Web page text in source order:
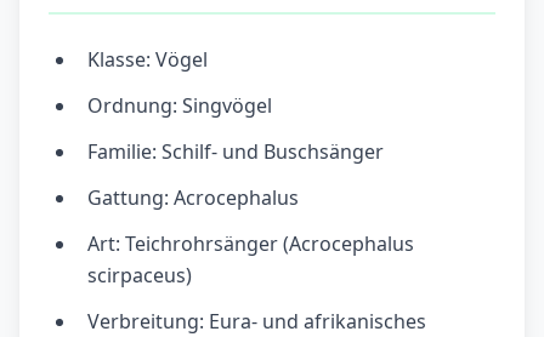
Klasse: Vögel
Ordnung: Singvögel
Familie: Schilf- und Buschsänger
Gattung: Acrocephalus
Art: Teichrohrsänger (Acrocephalus
scirpaceus)
Verbreitung: Eura- und afrikanisches